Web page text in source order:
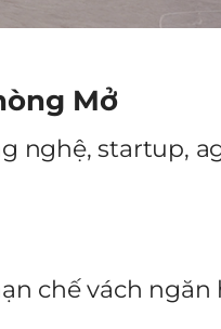
Mở
nghệ, startup,
chế vách